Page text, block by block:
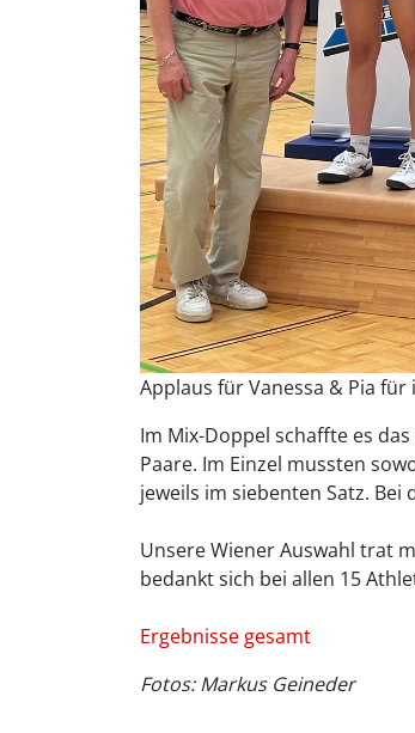
Applaus für Vanessa & Pia
Im Mix-Doppel schaffte es
Paare. Im Einzel mussten
jeweils im siebenten Satz. Bei
Unsere Wiener Auswahl trat
bedankt sich bei allen 15
Ergebnisse gesamt
Fotos: Markus Geineder